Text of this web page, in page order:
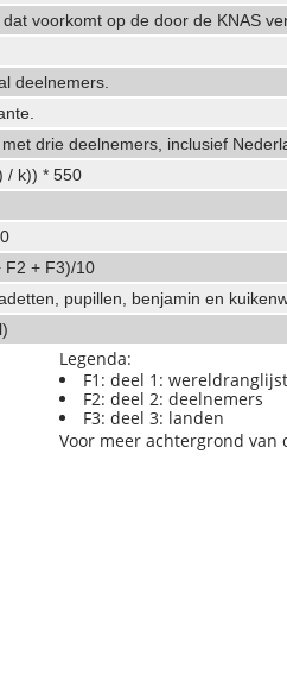
voorkomt op de door de KNAS
deelnemers.
drie deelnemers, inclusief
/ k)) * 550
F2 + F3)/10
pupillen, benjamin en
Legenda:
F1: deel 1:
F2: deel 2: deelnemers
F3: deel 3: landen
Voor meer achtergrond van